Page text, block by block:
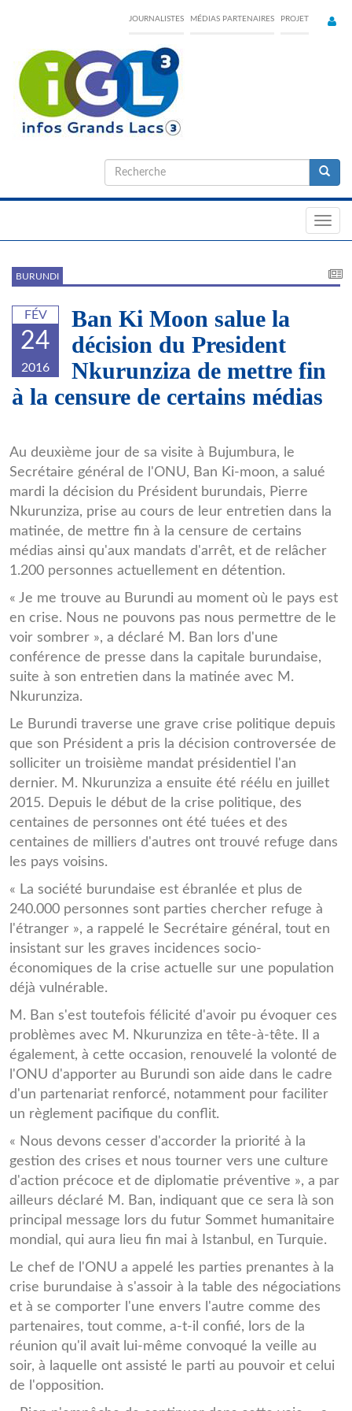
content
JOURNALISTES MÉDIAS PARTENAIRES PROJET
Formulaire
de
BURUNDI
FÉV
24
2016
Ban Ki Moon salue la
décision du President
Nkurunziza de mettre fin
à la censure de certains médias
Ban_Ki-
moon_avec_Prez_Nkuru5.jpg
Au deuxième jour de sa visite à Bujumbura, le
Secrétaire général de l'ONU, Ban Ki-moon, a salué
mardi la décision du Président burundais, Pierre
Nkurunziza, prise au cours de leur entretien dans la
matinée, de mettre fin à la censure de certains
médias ainsi qu'aux mandats d'arrêt, et de relâcher
1.200 personnes actuellement en détention.
« Je me trouve au Burundi au moment où le pays est
en crise. Nous ne pouvons pas nous permettre de le
voir sombrer », a déclaré M. Ban lors d'une
conférence de presse dans la capitale burundaise,
suite à son entretien dans la matinée avec M.
Nkurunziza.
Le Burundi traverse une grave crise politique depuis
que son Président a pris la décision controversée de
solliciter un troisième mandat présidentiel l'an
dernier. M. Nkurunziza a ensuite été réélu en juillet
2015. Depuis le début de la crise politique, des
centaines de personnes ont été tuées et des
centaines de milliers d'autres ont trouvé refuge dans
les pays voisins.
« La société burundaise est ébranlée et plus de
240.000 personnes sont parties chercher refuge à
l'étranger », a rappelé le Secrétaire général, tout en
insistant sur les graves incidences socio-
économiques de la crise actuelle sur une population
déjà vulnérable.
M. Ban s'est toutefois félicité d'avoir pu évoquer ces
problèmes avec M. Nkurunziza en tête-à-tête. Il a
également, à cette occasion, renouvelé la volonté de
l'ONU d'apporter au Burundi son aide dans le cadre
d'un partenariat renforcé, notamment pour faciliter
un règlement pacifique du conflit.
« Nous devons cesser d'accorder la priorité à la
gestion des crises et nous tourner vers une culture
d'action précoce et de diplomatie préventive », a par
ailleurs déclaré M. Ban, indiquant que ce sera là son
principal message lors du futur Sommet humanitaire
mondial, qui aura lieu fin mai à Istanbul, en Turquie.
Le chef de l'ONU a appelé les parties prenantes à la
crise burundaise à s'assoir à la table des négociations
et à se comporter l'une envers l'autre comme des
partenaires, tout comme, a-t-il confié, lors de la
réunion qu'il avait lui-même convoqué la veille au
soir, à laquelle ont assisté le parti au pouvoir et celui
de l'opposition.